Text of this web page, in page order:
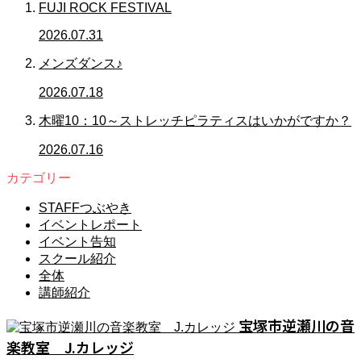
FUJI ROCK FESTIVAL
2026.07.31
メンズダンス♪
2026.07.18
木曜10：10～ストレッチピラティスはいかがですか？
2026.07.16
カテゴリー
STAFFつぶやき
イベントレポート
イベント告知
スクール紹介
全体
講師紹介
宝塚市逆瀬川の音
楽教室 J.カレッジ